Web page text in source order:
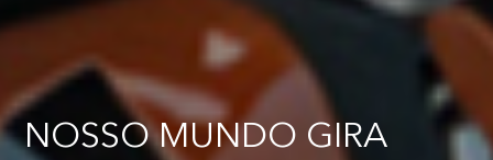
NOSSO MUNDO GIRA